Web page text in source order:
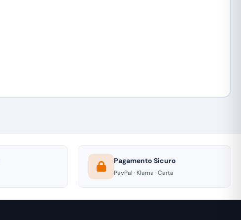
Pagamento Sicuro
PayPal · Klarna · Carta